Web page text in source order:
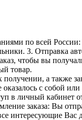
по всей
3. Отправка
чтобы вы
товар.
а также
с собой
в личный кабинет
заказа: Вы
интересующие Вас